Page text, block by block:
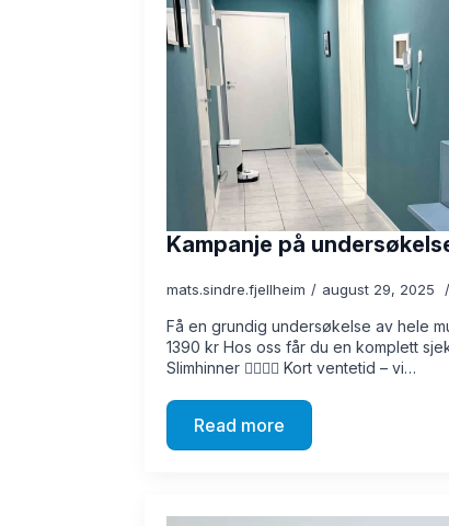
Kampanje på
mats.sindre.fjellheim august 29, 2025
Få en grundig undersøkelse av hele
1390 kr Hos oss får du en komplett
Slimhinner 👩‍⚕️🧑‍⚕️ Kort ventetid – vi…
Read more